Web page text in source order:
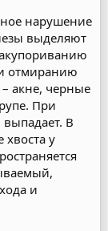
нарушение
выделяют
отмиранию
акне, черные
При
В
у
и